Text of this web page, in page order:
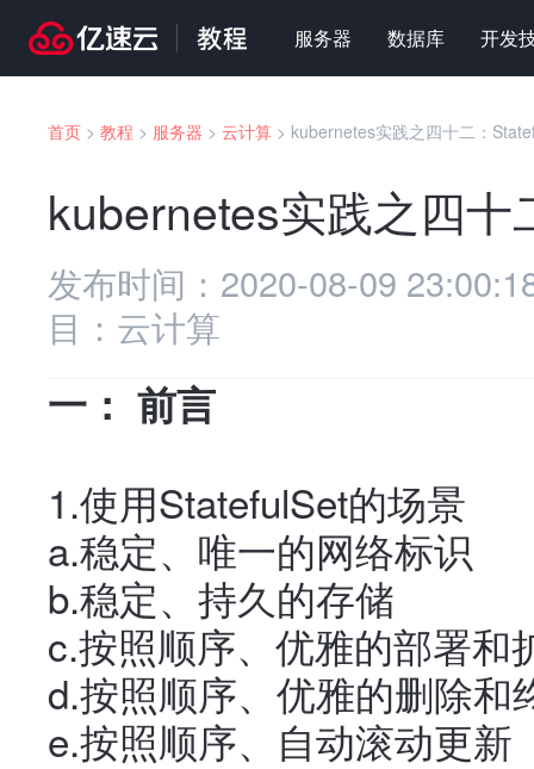
服务器 数据库 开发
首页 > 教程 > 服务器 > 云计算 > kubernetes实践之四十二：
kubernetes实践之四十
发布时间： 2020-08-09
目： 云计算
一： 前言
1.使用StatefulSet的场景
a.稳定、唯一的网络标识
b.稳定、持久的存储
c.按照顺序、优雅的部署和
d.按照顺序、优雅的删除和
e.按照顺序、自动滚动更新